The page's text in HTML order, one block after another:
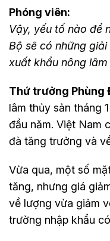
Phóng viên:
Vậy, yếu tố nào để
Bộ sẽ có những
xuất khẩu nông
Thứ trưởng Phùng
lâm thủy sản tháng
đầu năm. Việt Nam
đà tăng trưởng và
Vừa qua, một số
tăng, nhưng giá
về lượng vừa giảm
trường nhập khẩu